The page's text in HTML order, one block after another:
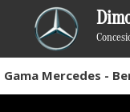
Gama Mercedes -